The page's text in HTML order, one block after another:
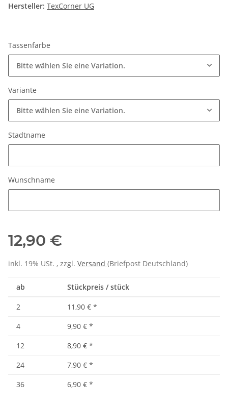
Hersteller: TexCorner UG
Tassenfarbe
Bitte wählen Sie eine Variation.
Variante
Bitte wählen Sie eine Variation.
Stadtname
Wunschname
12,90 €
inkl. 19% USt. , zzgl. Versand (Briefpost Deutschland)
ab Stückpreis / stück
2 11,90 € *
4
9,90 € *
12
8,90 € *
24
7,90 € *
36
6,90 € *